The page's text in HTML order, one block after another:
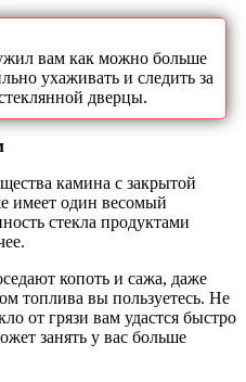
вам как можно больше
ухаживать и следить за
дверцы.
камина с закрытой
имеет один весомый
стекла продуктами
копоть и сажа, даже
топлива вы пользуетесь. Не
от грязи вам удастся быстро
занять у вас больше